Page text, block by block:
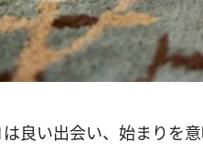
良い出会い、始まりを意